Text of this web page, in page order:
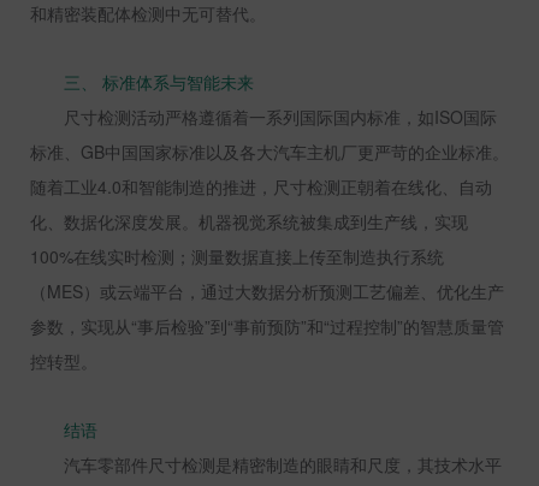
和精密装配体检测中无可替代。
三、 标准体系与智能未来
尺寸检测活动严格遵循着一系列国际国内标准，如ISO国际
标准、 GB中国国家标准以及各大汽车主机厂更严苛的企业标准。
随着工业4.0和智能制造的推进，尺寸检测正朝着在线化、自动
化、数据化深度发展。机器视觉系统被集成到生产线，实现
100%在线实时检测；测量数据直接上传至制造执行系统
（ MES）或云端平台，通过大数据分析预测工艺偏差、优化生产
参数，实现从“事后检验”到“事前预防”和“过程控制”的智慧质量管
控转型。
结语
汽车零部件尺寸检测是精密制造的眼睛和尺度，其技术水平